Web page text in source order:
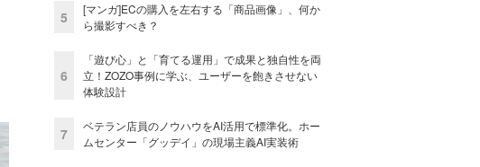
5
[マンガ]ECの購入を左右する「商品画像」、何か
ら撮影すべき？
6
「遊び心」と「育てる運用」で成果と独自性を両
立！ZOZO事例に学ぶ、ユーザーを飽きさせない
体験設計
7
ベテラン店員のノウハウをAI活用で標準化。ホー
ムセンター「グッデイ」の現場主義AI実装術